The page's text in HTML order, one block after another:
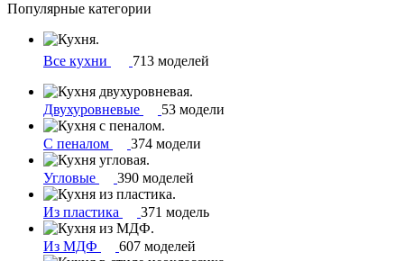
Популярные категории
Все кухни 713 моделей
Двухуровневые 53 модели
С пеналом 374 модели
Угловые 390 моделей
Из пластика 371 модель
Из МДФ 607 моделей